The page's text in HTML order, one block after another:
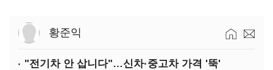
황준익
"전기차 안 삽니다"…신차·중고차 가격 '뚝'